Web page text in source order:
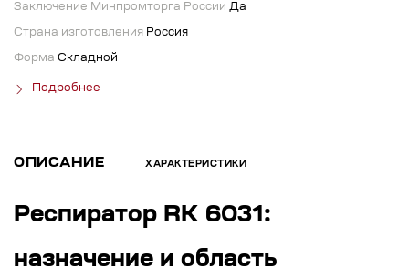
Заключение Минпромторга России Да
Страна изготовления Россия
Форма Складной
Подробнее
ОПИСАНИЕ ХАРАКТЕРИСТИКИ
Респиратор RK 6031:
назначение и область